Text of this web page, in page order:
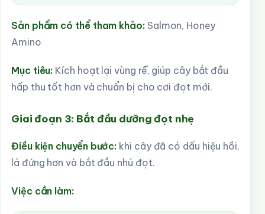
Sản phẩm có thể tham khảo:Salmon, Honey
Amino
Mục tiêu: Kích hoạt lại vùng rễ, giúp cây bắt đầu
hấp thu tốt hơn và chuẩn bị cho cơi đọt mới.
Giai đoạn 3: Bắt đầu dưỡng đọt nhẹ
Điều kiện chuyển bước: khi cây đã có dấu hiệu hồi,
lá đứng hơn và bắt đầu nhú đọt.
Việc cần làm: